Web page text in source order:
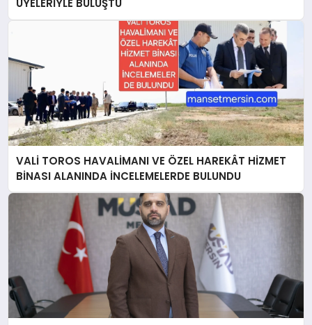
ÜYELERİYLE BULUŞTU
VALİ TOROS HAVALİMANI VE ÖZEL HAREKÂT HİZMET
BİNASI ALANINDA İNCELEMELERDE BULUNDU